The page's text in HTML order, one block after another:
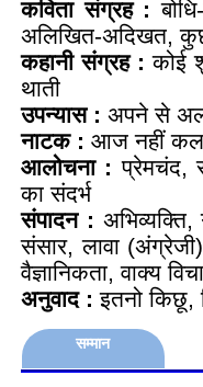
कविता संग्रह :
अलिखित-अदिखत,
कहानी संग्रह : कोई
थाती
उपन्यास : अपने से
नाटक : आज नहीं कल
आलोचना : प्रेमचंद,
का संदर्भ
संपादन :
संसार, लावा
वैज्ञानिकता, वाक्य
अनुवाद :इतनो किछू,
सम्मान